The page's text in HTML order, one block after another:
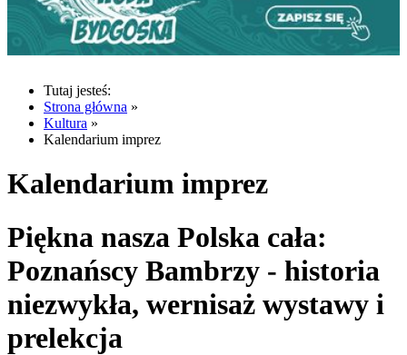
Tutaj jesteś:
Strona główna »
Kultura »
Kalendarium imprez
Kalendarium imprez
Piękna nasza Polska cała:
Poznańscy Bambrzy - historia
niezwykła, wernisaż wystawy i
prelekcja